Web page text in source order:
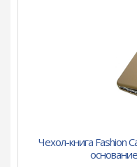
Чехол-книга Fashion